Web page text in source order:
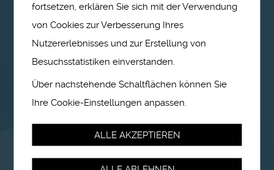
geschlossen. Wir freuen uns, Ihre
Anfragen ab den 17. August
wieder in Empfang zu nehmen
und wünschen Ihnen eine schöne
fortsetzen, erklären Sie sich mit der Verwendung
von Cookies zur Verbesserung Ihres
Nutzererlebnisses und zur Erstellung von
Besuchsstatistiken einverstanden.
Über nachstehende Schaltflächen können Sie
Ihre Cookie-Einstellungen anpassen.
ALLE AKZEPTIEREN